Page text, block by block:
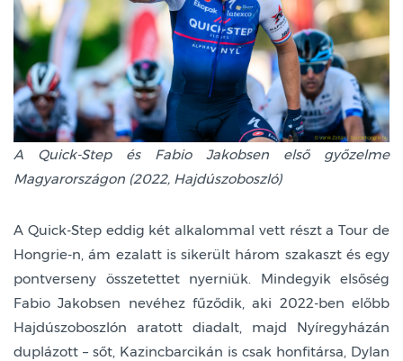
A Quick-Step és Fabio Jakobsen első győzelme
Magyarországon (2022, Hajdúszoboszló)
A Quick-Step eddig két alkalommal vett részt a Tour de
Hongrie-n, ám ezalatt is sikerült három szakaszt és egy
pontverseny összetettet nyerniük. Mindegyik elsőség
Fabio Jakobsen nevéhez fűződik, aki 2022-ben előbb
Hajdúszoboszlón aratott diadalt, majd Nyíregyházán
duplázott – sőt, Kazincbarcikán is csak honfitársa, Dylan